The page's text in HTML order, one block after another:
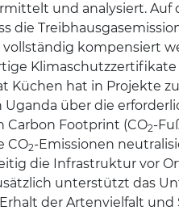
und analysiert. Auf
die
kompensiert
Küchen hat in Projekte
Uganda über die
Carbon Footprint (CO2-
CO2-Emissionen
die Infrastruktur vor
unterstützt das
der Artenvielfalt und